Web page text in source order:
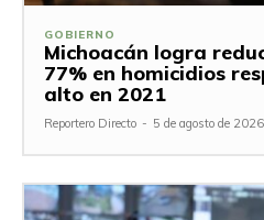
GOBIERNO
Michoacán logra
77% en homicidios
alto en 2021
Reportero Directo - 5 de agosto de 2026